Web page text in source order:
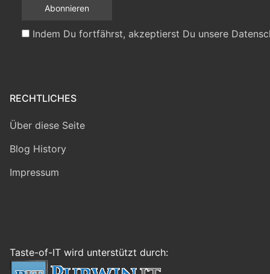
Indem Du fortfährst, akzeptierst Du unsere
RECHTLICHES
Über diese Seite
Blog History
Impressum
Taste-of-IT wird unterstützt durch: